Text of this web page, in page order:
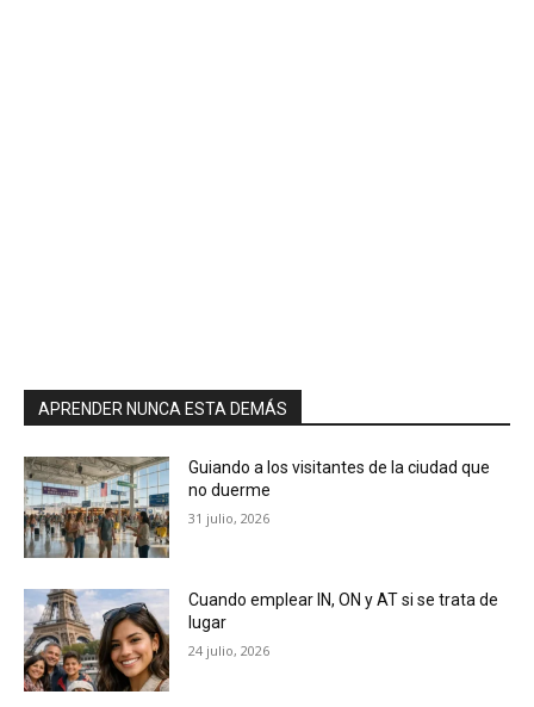
APRENDER NUNCA ESTA DEMÁS
Guiando a los visitantes de la ciudad que
no duerme
31 julio, 2026
Cuando emplear IN, ON y AT si se trata de
lugar
24 julio, 2026